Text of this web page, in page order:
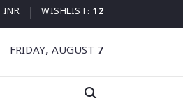
INR WISHLIST: 12
FRIDAY, AUGUST 7